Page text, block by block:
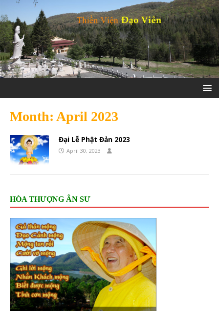
Month: April 2023
Đại Lễ Phật Đản 2023
April 30, 2023
HÒA THƯỢNG ÂN SƯ